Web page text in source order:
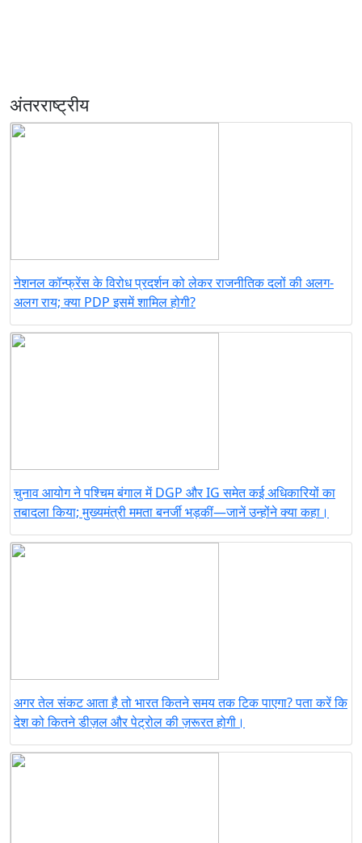
अंतरराष्ट्रीय
नेशनल कॉन्फ्रेंस के विरोध प्रदर्शन को लेकर राजनीतिक दलों की अलग-
अलग राय; क्या PDP इसमें शामिल होगी?
चुनाव आयोग ने पश्चिम बंगाल में DGP और IG समेत कई अधिकारियों का
तबादला किया; मुख्यमंत्री ममता बनर्जी भड़कीं—जानें उन्होंने क्या कहा।
अगर तेल संकट आता है तो भारत कितने समय तक टिक पाएगा? पता करें कि
देश को कितने डीज़ल और पेट्रोल की ज़रूरत होगी।